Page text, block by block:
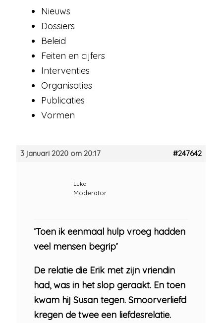
Nieuws
Dossiers
Beleid
Feiten en cijfers
Interventies
Organisaties
Publicaties
Vormen
3 januari 2020 om 20:17 #247642
Luka
Moderator
‘Toen ik eenmaal hulp vroeg hadden
veel mensen begrip’
De relatie die Erik met zijn vriendin
had, was in het slop geraakt. En toen
kwam hij Susan tegen. Smoorverliefd
kregen de twee een liefdesrelatie.